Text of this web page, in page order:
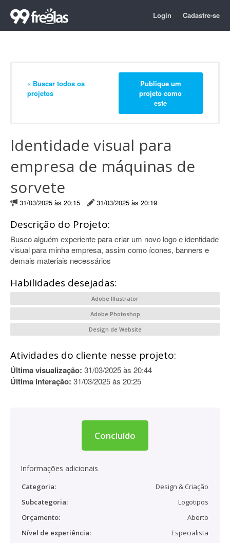
Login Cadastre-se
« Buscar todos os
projetos
Publique um
projeto como
este
Identidade visual para
empresa de máquinas de
sorvete
31/03/2025 às 20:15 31/03/2025 às 20:19
Descrição do Projeto:
Busco alguém experiente para criar um novo logo e identidade
visual para minha empresa, assim como ícones, banners e
demais materiais necessários
Habilidades desejadas:
Adobe Illustrator
Adobe Photoshop
Design de Website
Atividades do cliente nesse projeto:
Última visualização: 31/03/2025 às 20:44
Última interação: 31/03/2025 às 20:25
Concluído
Informações adicionais
Categoria:
Design & Criação
Subcategoria:
Logotipos
Orçamento:
Aberto
Nível de experiência:
Especialista